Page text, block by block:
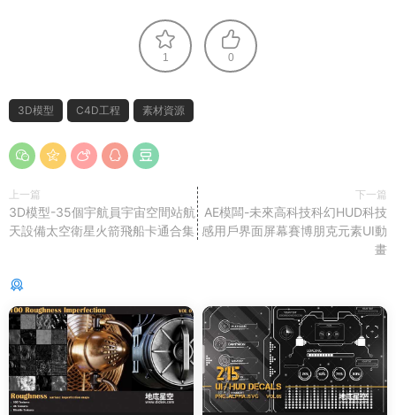
1 0
3D模型 C4D工程 素材資源
上一篇
3D模型-35個宇航員宇宙空間站航
天設備太空衛星火箭飛船卡通合集
下一篇
AE模闆-未來高科技科幻HUD科技
感用戶界面屏幕賽博朋克元素UI動
畫